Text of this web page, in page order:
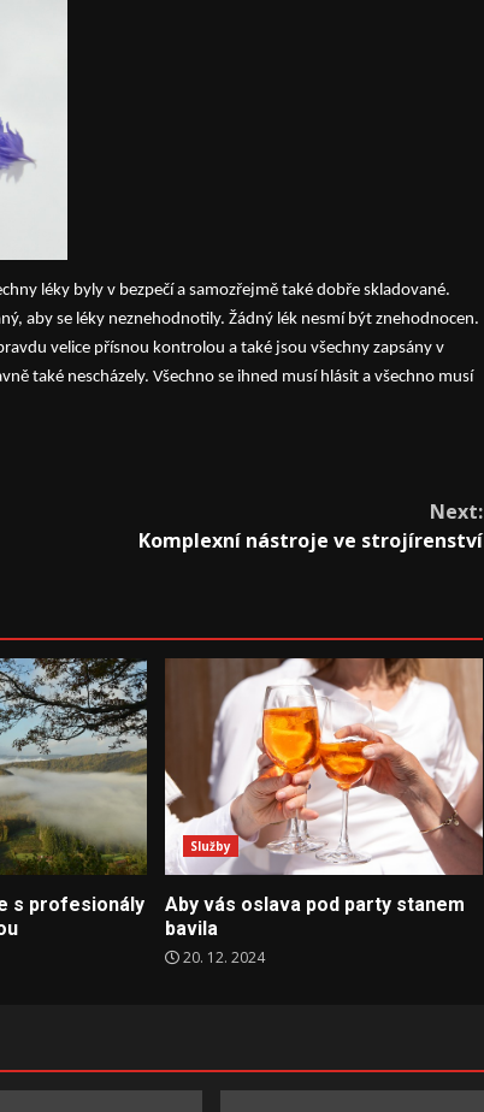
léky byly v bezpečí a samozřejmě také dobře skladované.
aby se léky neznehodnotily. Žádný lék nesmí být znehodnocen.
velice přísnou kontrolou a také jsou všechny zapsány v
také nescházely. Všechno se ihned musí hlásit a všechno musí
Next:
Komplexní nástroje ve strojírenství
s profesionály
Služby
Aby vás oslava pod party stanem
bavila
20. 12. 2024